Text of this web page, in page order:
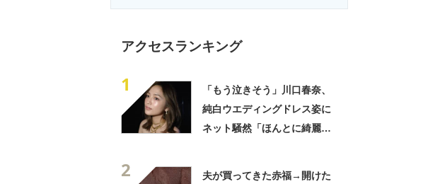
アクセスランキング
1
「もう泣きそう」川口春奈、
純白ウエディングドレス姿に
ネット騒然「ほんとに綺麗」
2
夫が買ってきた赤福→開けた